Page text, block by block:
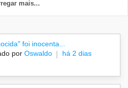
mais...
foi inocenta...
por Oswaldo há 2 dias